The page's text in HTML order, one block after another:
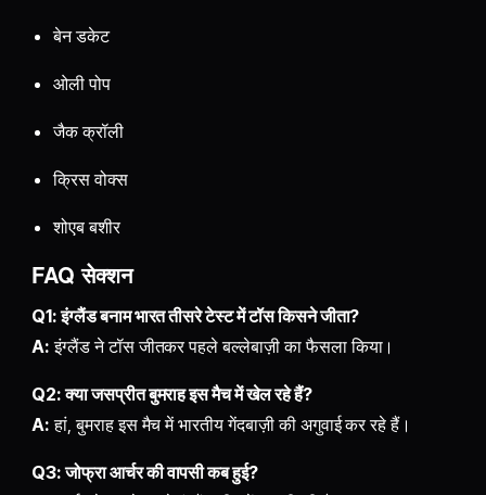
बेन डकेट
ओली पोप
जैक क्रॉली
क्रिस वोक्स
शोएब बशीर
FAQ सेक्शन
Q1: इंग्लैंड बनाम भारत तीसरे टेस्ट में टॉस किसने जीता?
A: इंग्लैंड ने टॉस जीतकर पहले बल्लेबाज़ी का फैसला किया।
Q2: क्या जसप्रीत बुमराह इस मैच में खेल रहे हैं?
A: हां, बुमराह इस मैच में भारतीय गेंदबाज़ी की अगुवाई कर रहे हैं।
Q3: जोफ्रा आर्चर की वापसी कब हुई?